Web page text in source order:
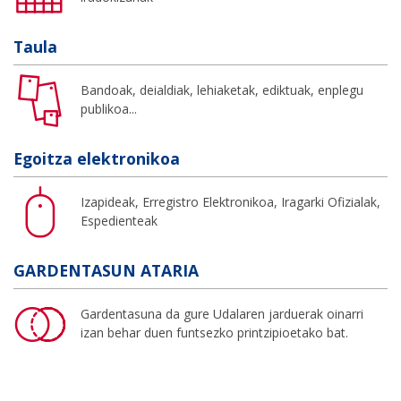
Taula
Bandoak, deialdiak, lehiaketak, ediktuak, enplegu
publikoa...
Egoitza elektronikoa
Izapideak, Erregistro Elektronikoa, Iragarki Ofizialak,
Espedienteak
GARDENTASUN ATARIA
Gardentasuna da gure Udalaren jarduerak oinarri
izan behar duen funtsezko printzipioetako bat.